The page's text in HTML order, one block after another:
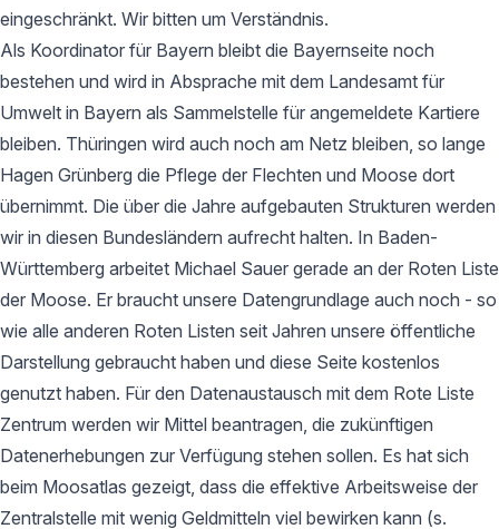
eingeschränkt. Wir bitten um Verständnis.
Als Koordinator für Bayern bleibt die Bayernseite noch
bestehen und wird in Absprache mit dem Landesamt für
Umwelt in Bayern als Sammelstelle für angemeldete Kartiere
bleiben. Thüringen wird auch noch am Netz bleiben, so lange
Hagen Grünberg die Pflege der Flechten und Moose dort
übernimmt. Die über die Jahre aufgebauten Strukturen werden
wir in diesen Bundesländern aufrecht halten. In Baden-
Württemberg arbeitet Michael Sauer gerade an der Roten Liste
der Moose. Er braucht unsere Datengrundlage auch noch - so
wie alle anderen Roten Listen seit Jahren unsere öffentliche
Darstellung gebraucht haben und diese Seite kostenlos
genutzt haben. Für den Datenaustausch mit dem Rote Liste
Zentrum werden wir Mittel beantragen, die zukünftigen
Datenerhebungen zur Verfügung stehen sollen. Es hat sich
beim Moosatlas gezeigt, dass die effektive Arbeitsweise der
Zentralstelle mit wenig Geldmitteln viel bewirken kann (s.